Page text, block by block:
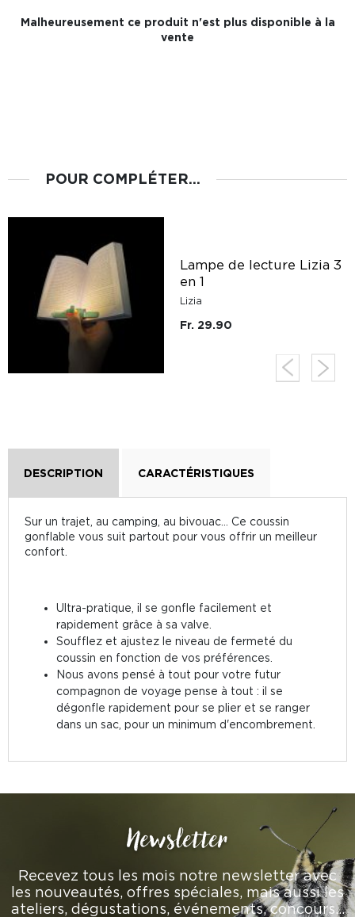
Malheureusement ce produit n'est plus disponible à la
vente
POUR COMPLÉTER...
Lampe de lecture Lizia 3
en 1
Lizia
Fr. 29.90
DESCRIPTION CARACTÉRISTIQUES
Sur un trajet, au camping, au bivouac... Ce coussin
gonflable vous suit partout pour vous offrir un meilleur
confort.
Ultra-pratique, il se gonfle facilement et
rapidement grâce à sa valve.
Soufflez et ajustez le niveau de fermeté du
coussin en fonction de vos préférences.
Nous avons pensé à tout pour votre futur
compagnon de voyage pense à tout : il se
dégonfle rapidement pour se plier et se ranger
dans un sac, pour un minimum d'encombrement.
Newsletter
Recevez tous les mois notre newsletter avec
les nouveautés, offres spéciales, mais aussi les
ateliers, dégustations, événements, concours…